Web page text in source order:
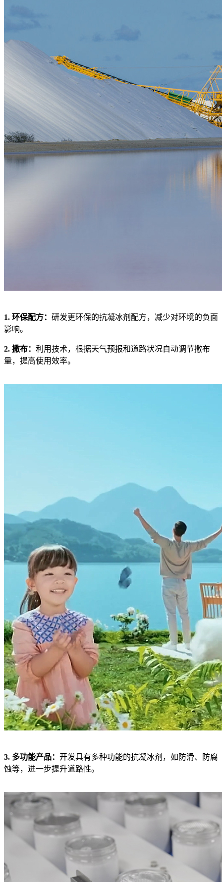
1. 环保配方： 研发更环保的抗凝冰剂配方，减少对环境的负面
影响。
2. 撒布： 利用技术，根据天气预报和道路状况自动调节撒布
量，提高使用效率。
3. 多功能产品： 开发具有多种功能的抗凝冰剂，如防滑、防腐
蚀等，进一步提升道路性。